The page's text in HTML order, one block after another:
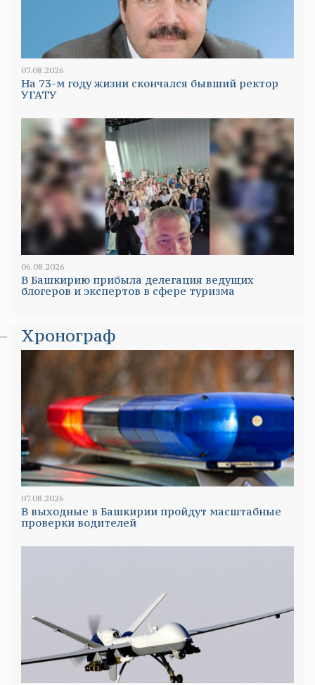
07.08.2026
На 73-м году жизни скончался бывший ректор
УГАТУ
06.08.2026
В Башкирию прибыла делегация ведущих
блогеров и экспертов в сфере туризма
Хронограф
07.08.2026
В выходные в Башкирии пройдут масштабные
проверки водителей